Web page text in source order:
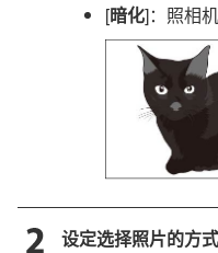
[暗化]：照相
设定选择照片的方式